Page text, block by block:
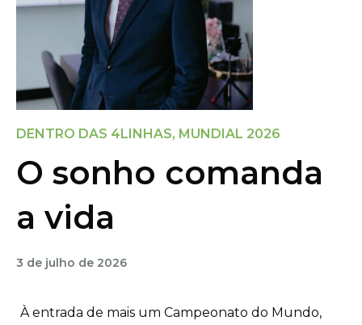
DENTRO DAS 4LINHAS, MUNDIAL 2026
O sonho comanda
a vida
3 de julho de 2026
À entrada de mais um Campeonato do Mundo,